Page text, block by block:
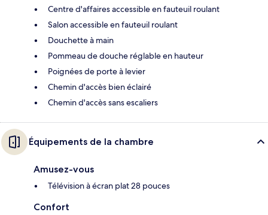
Centre d'affaires accessible en fauteuil roulant
Salon accessible en fauteuil roulant
Douchette à main
Pommeau de douche réglable en hauteur
Poignées de porte à levier
Chemin d'accès bien éclairé
Chemin d'accès sans escaliers
Équipements de la chambre
Amusez-vous
Télévision à écran plat 28 pouces
Confort